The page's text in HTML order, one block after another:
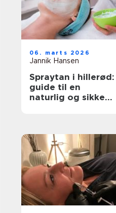
06. marts 2026
Jannik Hansen
Spraytan i hillerød:
guide til en
naturlig og sikker